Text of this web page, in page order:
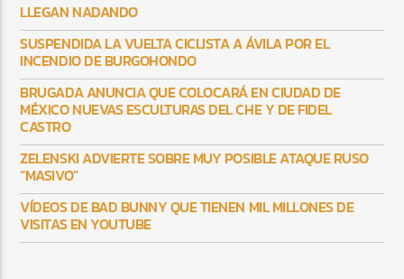
LLEGAN NADANDO
SUSPENDIDA LA VUELTA CICLISTA A ÁVILA POR EL
INCENDIO DE BURGOHONDO
BRUGADA ANUNCIA QUE COLOCARÁ EN CIUDAD DE
MÉXICO NUEVAS ESCULTURAS DEL CHE Y DE FIDEL
CASTRO
ZELENSKI ADVIERTE SOBRE MUY POSIBLE ATAQUE RUSO
“MASIVO”
VÍDEOS DE BAD BUNNY QUE TIENEN MIL MILLONES DE
VISITAS EN YOUTUBE